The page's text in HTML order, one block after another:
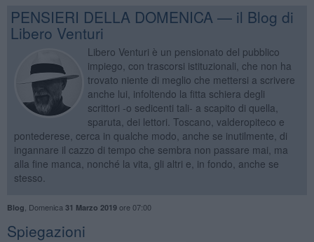
PENSIERI DELLA DOMENICA — il Blog di
Libero Venturi
Libero Venturi è un pensionato del pubblico
impiego, con trascorsi istituzionali, che non ha
trovato niente di meglio che mettersi a scrivere
anche lui, infoltendo la fitta schiera degli
scrittori -o sedicenti tali- a scapito di quella,
sparuta, dei lettori. Toscano, valderopiteco e
pontederese, cerca in qualche modo, anche se inutilmente, di
ingannare il cazzo di tempo che sembra non passare mai, ma
alla fine manca, nonché la vita, gli altri e, in fondo, anche se
stesso.
Blog Domenica 31 Marzo 2019ore 07:00
Spiegazioni